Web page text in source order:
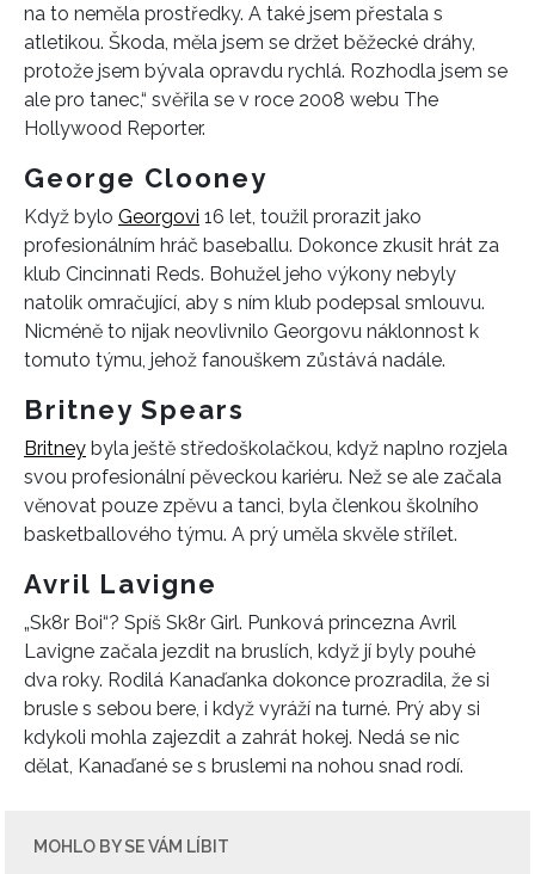
na to neměla prostředky. A také jsem přestala s
atletikou. Škoda, měla jsem se držet běžecké dráhy,
protože jsem bývala opravdu rychlá. Rozhodla jsem se
ale pro tanec,“ svěřila se v roce 2008 webu The
Hollywood Reporter.
George Clooney
Když bylo Georgovi 16 let, toužil prorazit jako
profesionálním hráč baseballu. Dokonce zkusit hrát za
klub Cincinnati Reds. Bohužel jeho výkony nebyly
natolik omračující, aby s ním klub podepsal smlouvu.
Nicméně to nijak neovlivnilo Georgovu náklonnost k
tomuto týmu, jehož fanouškem zůstává nadále.
Britney Spears
Britney byla ještě středoškolačkou, když naplno rozjela
svou profesionální pěveckou kariéru. Než se ale začala
věnovat pouze zpěvu a tanci, byla členkou školního
basketballového týmu. A prý uměla skvěle střílet.
Avril Lavigne
„Sk8r Boi“? Spíš Sk8r Girl. Punková princezna Avril
Lavigne začala jezdit na bruslích, když jí byly pouhé
dva roky. Rodilá Kanaďanka dokonce prozradila, že si
brusle s sebou bere, i když vyráží na turné. Prý aby si
kdykoli mohla zajezdit a zahrát hokej. Nedá se nic
dělat, Kanaďané se s bruslemi na nohou snad rodí.
MOHLO BY SE VÁM LÍBIT